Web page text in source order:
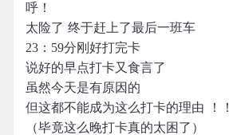
呼！
太险了 终于赶上了最后一班车
23：59分刚好打完卡
说好的早点打卡又食言了
虽然今天是有原因的
但这都不能成为这么打卡的理由 ！！
（毕竟这么晚打卡真的太困了）